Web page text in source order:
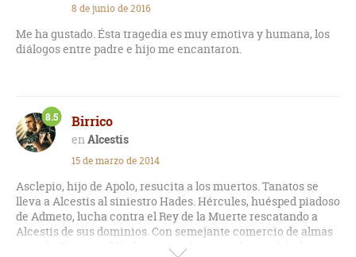
8 de junio de 2016
Me ha gustado. Ésta tragedia es muy emotiva y humana, los
diálogos entre padre e hijo me encantaron.
Birrico
Alcestis
8.5
15 de marzo de 2014
Asclepio, hijo de Apolo, resucita a los muertos. Tanatos se
lleva a Alcestis al siniestro Hades. Hércules, huésped piadoso
de Admeto, lucha contra el Rey de la Muerte rescatando a
Alcestis de sus dominios. Con semejante comercio de almas
entre la Tierra y el Hades, se teje la trama de esta fabulosa